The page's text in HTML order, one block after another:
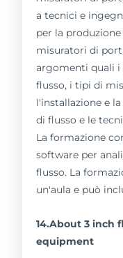
a tecnici e
per la
misuratori di
argomenti quali i
flusso, i tipi di
l'installazione e
di flusso e le
La formazione
software per
flusso. La
un'aula e può
14.About 3 inch
equipment